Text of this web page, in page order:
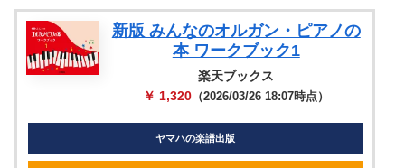
新版 みんなのオルガン・ピアノの
本 ワークブック1
楽天ブックス
￥ 1,320 （2026/03/26 18:07時点）
ヤマハの楽譜出版